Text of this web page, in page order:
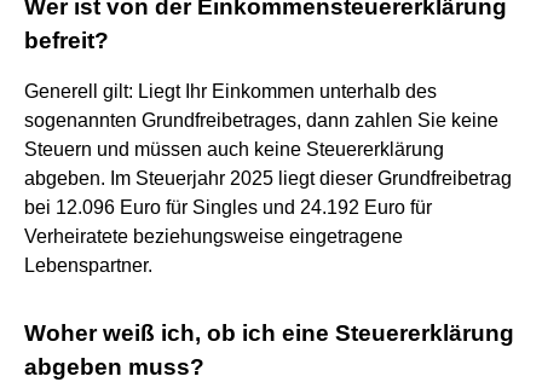
Wer ist von der Einkommensteuererklärung
befreit?
Generell gilt: Liegt Ihr Einkommen unterhalb des
sogenannten Grundfreibetrages, dann zahlen Sie keine
Steuern und müssen auch keine Steuererklärung
abgeben. Im Steuerjahr 2025 liegt dieser Grundfreibetrag
bei 12.096 Euro für Singles und 24.192 Euro für
Verheiratete beziehungsweise eingetragene
Lebenspartner.
Woher weiß ich, ob ich eine Steuererklärung
abgeben muss?